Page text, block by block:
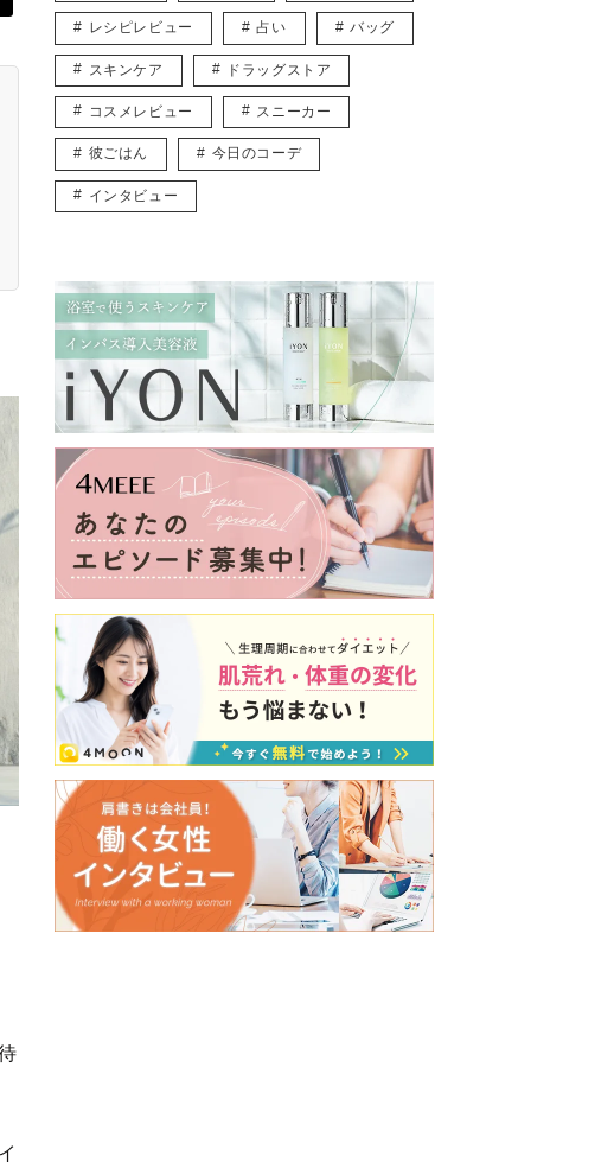
レシピレビュー 占い バッグ
スキンケア ドラッグストア
コスメレビュー スニーカー
彼ごはん 今日のコーデ
インタビュー